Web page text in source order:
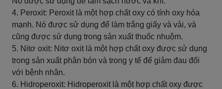
4. Peroxit: Peroxit là một hợp chất oxy có tính oxy hóa
mạnh. Nó được sử dụng để làm trắng giấy và vải, và
cũng được sử dụng trong sản xuất thuốc nhuộm.
5. Nitơ oxit: Nitơ oxit là một hợp chất oxy được sử dụng
trong sản xuất phân bón và trong y tế để giảm đau đối
với bệnh nhân.
6. Hidroperoxit: Hidroperoxit là một hợp chất oxy được